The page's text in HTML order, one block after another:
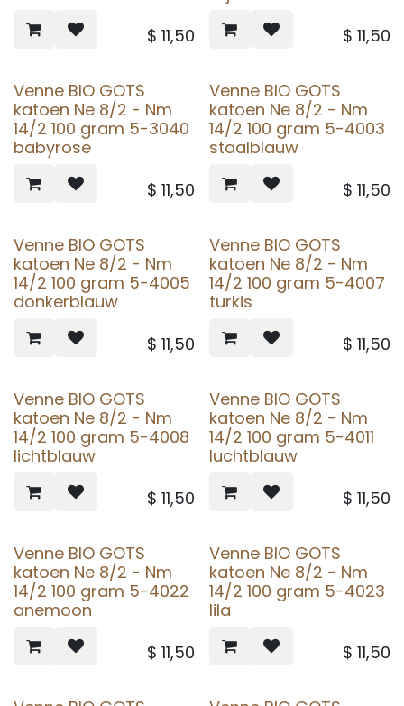
$ 11,50
$ 11,50
Venne BIO GOTS
katoen Ne 8/2 - Nm
14/2 100 gram 5-3040
babyrose
$ 11,50
Venne BIO GOTS
katoen Ne 8/2 - Nm
14/2 100 gram 5-4003
staalblauw
$ 11,50
Venne BIO GOTS
katoen Ne 8/2 - Nm
14/2 100 gram 5-4005
donkerblauw
$ 11,50
Venne BIO GOTS
katoen Ne 8/2 - Nm
14/2 100 gram 5-4007
turkis
$ 11,50
Venne BIO GOTS
katoen Ne 8/2 - Nm
14/2 100 gram 5-4008
lichtblauw
$ 11,50
Venne BIO GOTS
katoen Ne 8/2 - Nm
14/2 100 gram 5-4011
luchtblauw
$ 11,50
Venne BIO GOTS
katoen Ne 8/2 - Nm
14/2 100 gram 5-4022
anemoon
$ 11,50
Venne BIO GOTS
katoen Ne 8/2 - Nm
14/2 100 gram 5-4023
lila
$ 11,50